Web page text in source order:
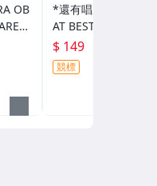
OB
*還有唱片行三館
AT BEST THE
18274(競標)
$ 149
競標